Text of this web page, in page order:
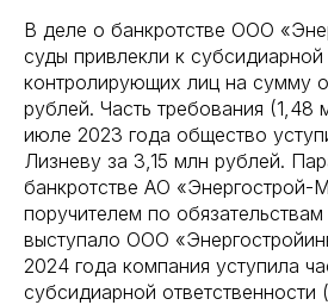
В деле о банкротстве ООО
суды привлекли к субсидиарной
контролирующих лиц на сумму
рублей. Часть требования (1,48
июле 2023 года общество
Лизневу за 3,15 млн рублей.
банкротстве АО «Энергострой-
поручителем по обязательствам
выступало ООО
2024 года компания уступила
субсидиарной